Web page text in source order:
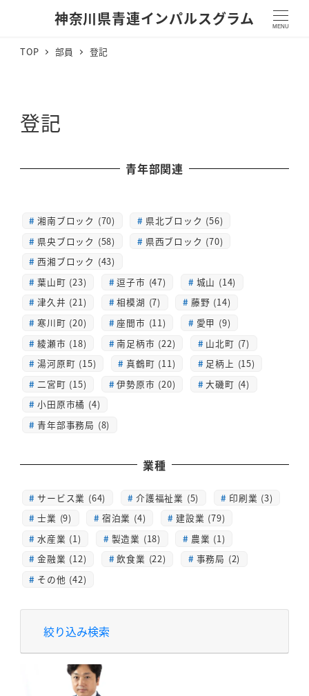
神奈川県青連インパルスグラム MENU
TOP 部員 登記
登記
青年部関連
湘南ブロック (70)
県北ブロック (56)
県央ブロック (58)
県西ブロック (70)
西湘ブロック (43)
葉山町 (23)
逗子市 (47)
城山 (14)
津久井 (21)
相模湖 (7)
藤野 (14)
寒川町 (20)
座間市 (11)
愛甲 (9)
綾瀬市 (18)
南足柄市 (22)
山北町 (7)
湯河原町 (15)
真鶴町 (11)
足柄上 (15)
二宮町 (15)
伊勢原市 (20)
大磯町 (4)
小田原市橘 (4)
青年部事務局 (8)
業種
サービス業 (64) 介護福祉業 (5)
印刷業 (3)
士業 (9)
宿泊業 (4)
建設業 (79)
水産業 (1)
製造業 (18)
農業 (1)
金融業 (12)
飲食業 (22)
事務局 (2)
その他 (42)
絞り込み検索